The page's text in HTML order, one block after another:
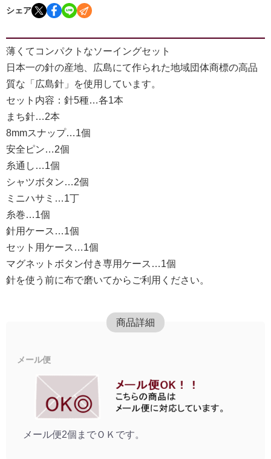
シェア
薄くてコンパクトなソーイングセット
日本一の針の産地、広島にて作られた地域団体商標の高品
質な「広島針」を使用しています。
セット内容：針5種…各1本
まち針…2本
8mmスナップ…1個
安全ピン…2個
糸通し…1個
シャツボタン…2個
ミニハサミ…1丁
糸巻…1個
針用ケース…1個
セット用ケース…1個
マグネットボタン付き専用ケース…1個
針を使う前に布で磨いてからご利用ください。
商品詳細
メール便
メール便2個までＯＫです。